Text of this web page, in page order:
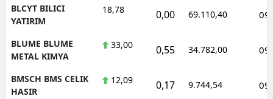
BLCYT BILICI
YATIRIM
18,78 0,00 69.110,40
BLUME BLUME
METAL KIMYA
33,00 0,55 34.782,00
BMSCH BMS CELIK
HASIR
12,09 0,17 9.744,54